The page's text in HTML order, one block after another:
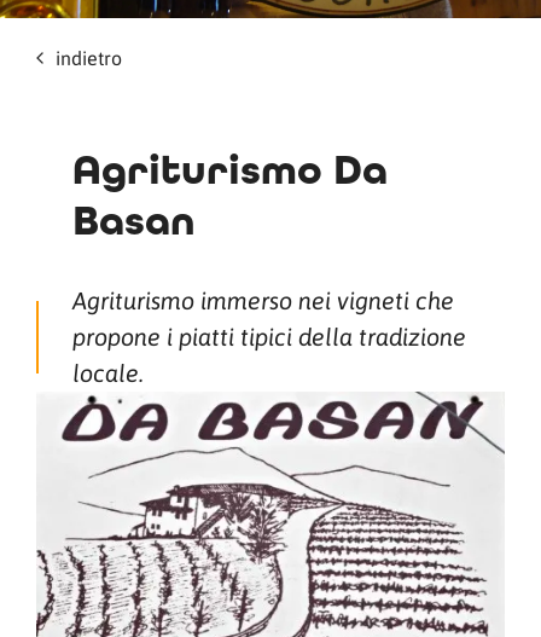
indietro
Agriturismo Da
Basan
Agriturismo immerso nei vigneti che
propone i piatti tipici della tradizione
locale.